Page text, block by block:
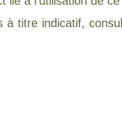
à titre indicatif,